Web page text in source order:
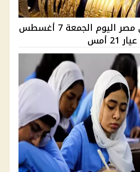
سعر الذهب في مصر اليوم الجمعة 7 أغسطس